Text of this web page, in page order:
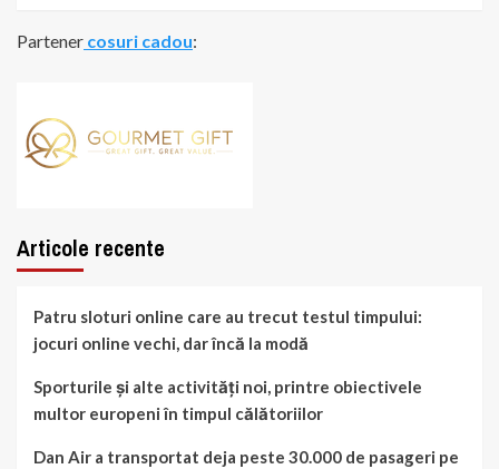
Partener cosuri cadou:
Articole recente
Patru sloturi online care au trecut testul timpului:
jocuri online vechi, dar încă la modă
Sporturile și alte activități noi, printre obiectivele
multor europeni în timpul călătoriilor
Dan Air a transportat deja peste 30.000 de pasageri pe